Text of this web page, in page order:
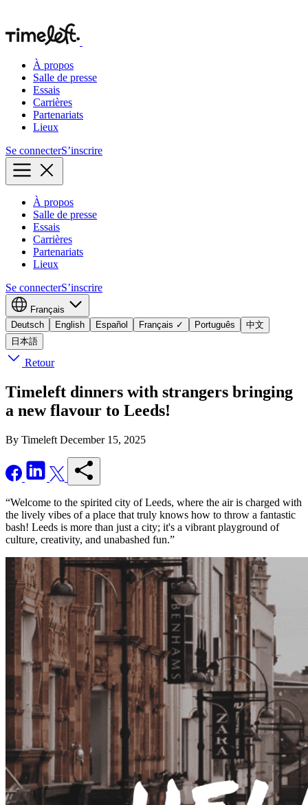
À propos
Salle de presse
Essais
Carrières
Partenariats
Lieux
Se connecterS’inscrire
À propos
Salle de presse
Essais
Carrières
Partenariats
Lieux
Se connecterS’inscrire
Français
Deutsch
English Español Français ✓ Português
中文
日本語
Retour
Timeleft dinners with strangers bringing
a new flavour to Leeds!
By Timeleft December 15, 2025
“Welcome to the spirited city of Leeds, where the air is charged with
the lively vibes of a place that truly knows how to throw a fantastic
bash! Leeds is more than just a city; it's a vibrant playground of
culture, creativity, and unabashed fun.”